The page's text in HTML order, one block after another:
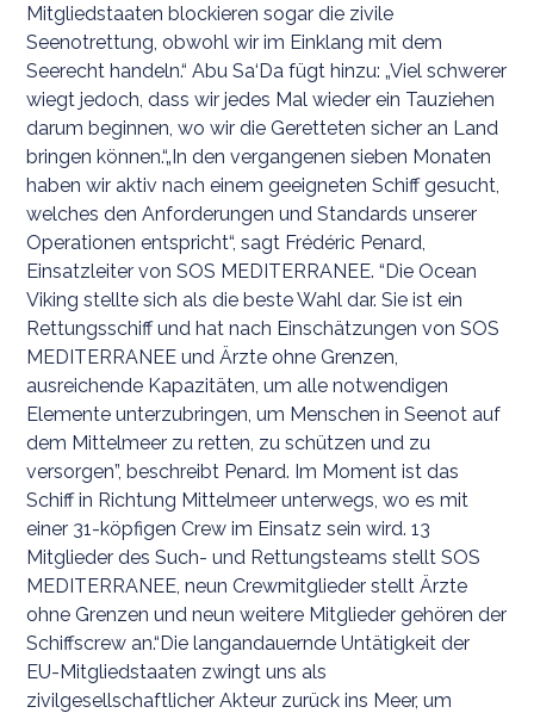
Mitgliedstaaten blockieren sogar die zivile
Seenotrettung, obwohl wir im Einklang mit dem
Seerecht handeln.“ Abu Sa‘Da fügt hinzu: „Viel schwerer
wiegt jedoch, dass wir jedes Mal wieder ein Tauziehen
darum beginnen, wo wir die Geretteten sicher an Land
bringen können.“„In den vergangenen sieben Monaten
haben wir aktiv nach einem geeigneten Schiff gesucht,
welches den Anforderungen und Standards unserer
Operationen entspricht“, sagt Frédéric Penard,
Einsatzleiter von SOS MEDITERRANEE. “Die Ocean
Viking stellte sich als die beste Wahl dar. Sie ist ein
Rettungsschiff und hat nach Einschätzungen von SOS
MEDITERRANEE und Ärzte ohne Grenzen,
ausreichende Kapazitäten, um alle notwendigen
Elemente unterzubringen, um Menschen in Seenot auf
dem Mittelmeer zu retten, zu schützen und zu
versorgen”, beschreibt Penard. Im Moment ist das
Schiff in Richtung Mittelmeer unterwegs, wo es mit
einer 31-köpfigen Crew im Einsatz sein wird. 13
Mitglieder des Such- und Rettungsteams stellt SOS
MEDITERRANEE, neun Crewmitglieder stellt Ärzte
ohne Grenzen und neun weitere Mitglieder gehören der
Schiffscrew an.“Die langandauernde Untätigkeit der
EU-Mitgliedstaaten zwingt uns als
zivilgesellschaftlicher Akteur zurück ins Meer, um